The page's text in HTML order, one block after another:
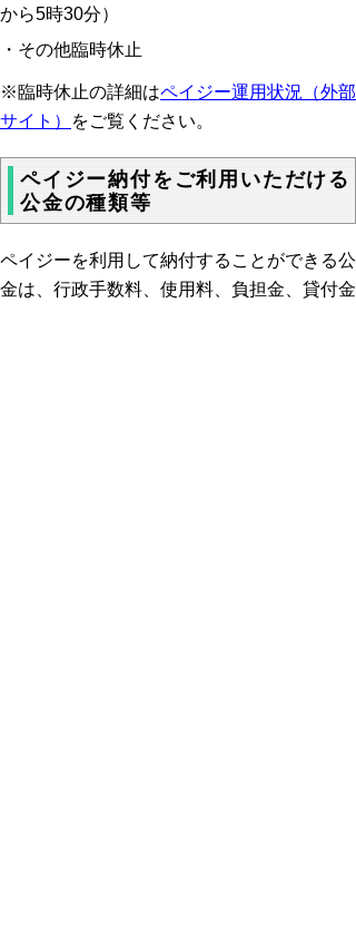
から5時30分）
・その他臨時休止
※臨時休止の詳細はペイジー運用状況（外部
サイト）
をご覧ください。
ペイジー納付をご利用いただける
公金の種類等
ペイジーを利用して納付することができる公
金は、行政手数料、使用料、負担金、貸付金